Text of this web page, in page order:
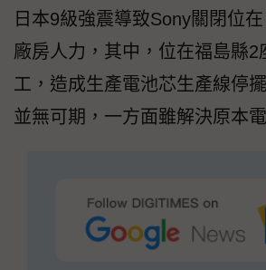
日本9級強震導致Sony關閉位
廠房人力，其中，位在福島縣2
工，造成生產電池芯生產線停
並無可期，一方面雖解決原本